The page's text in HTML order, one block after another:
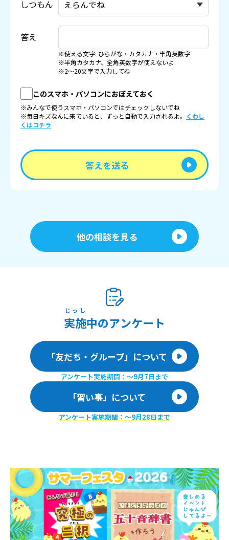
しつもん
答え
※使える文字: ひらがな・カタカナ・半角英数字
※半角カタカナ、全角英数字が使えないよ
※2〜20文字で入力してね
このスマホ・パソコンにおぼえておく
※みんなで使うスマホ・パソコンではチェックしないでね
※毎日キズなんに来ていると、ずっと自動で入力されるよ。 くわし
くはコチラ
答えを送る
他の相談を見る
実施
じっし
中のアンケート
「友だち・グループ」について
アンケート実施期間：〜9月7日まで
「習い事」について
アンケート実施期間：〜9月28日まで